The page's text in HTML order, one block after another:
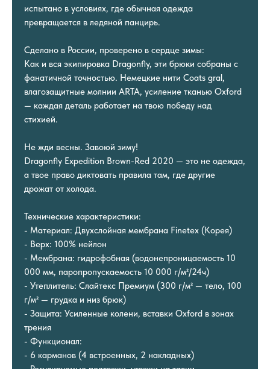
испытано в условиях, где обычная одежда
превращается в ледяной панцирь.
Сделано в России, проверено в сердце зимы:
Как и вся экипировка Dragonfly, эти брюки собраны с
фанатичной точностью. Немецкие нити Coats gral,
влагозащитные молнии ARTA, усиление тканью Oxford
— каждая деталь работает на твою победу над
стихией.
Не жди весны. Завоюй зиму!
Dragonfly Expedition Brown-Red 2020 — это не одежда,
а твое право диктовать правила там, где другие
дрожат от холода.
Технические характеристики:
- Материал: Двухслойная мембрана Finetex (Корея)
- Верх: 100% нейлон
- Мембрана: гидрофобная (водонепроницаемость 10
000 мм, паропропускаемость 10 000 г/м²/24ч)
- Утеплитель: Слайтекс Премиум (300 г/м² — тело, 100
г/м² — грудка и низ брюк)
- Защита: Усиленные колени, вставки Oxford в зонах
трения
- Функционал:
- 6 карманов (4 встроенных, 2 накладных)